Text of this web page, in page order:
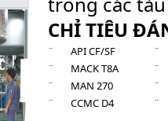
CHỈ TIÊU
¨ API CF/SF
¨
¨ MACK T8A
¨
¨ MAN 270
¨
¨ CCMC D4
¨